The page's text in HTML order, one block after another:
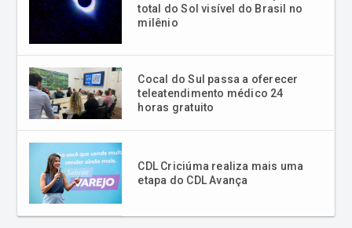
Cocal do Sul passa a oferecer
horas gratuito
CDL Criciúma realiza mais uma
etapa do CDL Avança